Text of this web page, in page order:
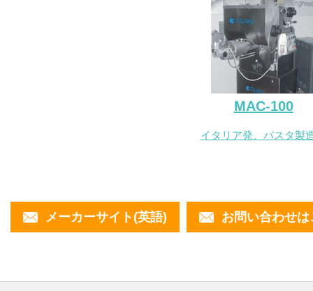
MAC-100
イタリア発、パスタ製
メーカーサイト(英語) お問い合わせは